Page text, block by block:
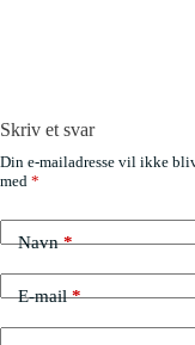
Skriv et svar
Din e-mailadresse vil ikke
med *
Navn*
E-mail*